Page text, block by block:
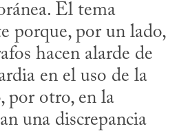
El tema
porque, por un lado,
hacen alarde de
en el uso de la
por otro, en la
una discrepancia